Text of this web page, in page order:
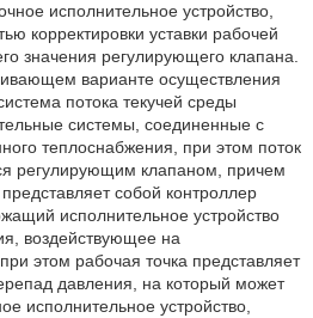
исполнительное устройство,
корректировки уставки рабочей
значения регулирующего клапана.
варианте осуществления
потока текучей среды
системы, соединенные с
теплоснабжения, при этом поток
регулирующим клапаном, причем
собой контроллер
исполнительное устройство
воздействующее на
этом рабочая точка представляет
давления, на который может
исполнительное устройство,